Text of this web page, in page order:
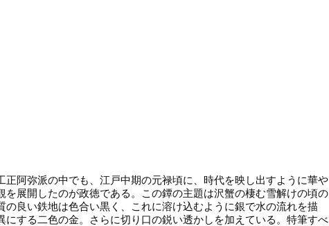
阿弥派の中でも、江戸中期の元禄頃に、時代を映し出すように華や
を展開したのが政徳である。この鐔の主題は沢蟹の棲む雪解けの頃の
の良い鉄地は色合い黒く、これに溶け込むように銀で水の流れを描
にする二色の金。さらに切り口の鋭い透かしを加えている。特筆すべ